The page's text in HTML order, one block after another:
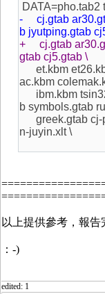
DATA=pho.tab2
- cj.gtab
b jyutping.gtab
+ cj.gtab
gtab cj5.gtab \
et.kbm
ac.kbm
ibm.kbm
b symbols.gtab
greek.gtab cj-
n-juyin.xlt \
以上提供參考，報告
：-)
edited: 1